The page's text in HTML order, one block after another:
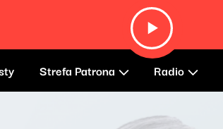
Strefa Patrona Radio